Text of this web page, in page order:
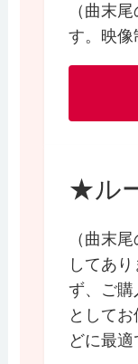
（曲末
す。映像
★ル
（曲末
してあ
ず、ご購
として
どに最適